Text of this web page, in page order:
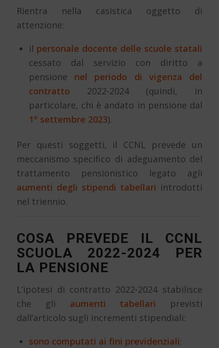
Rientra nella casistica oggetto di
attenzione:
il personale docente delle scuole statali
cessato dal servizio con diritto a
pensione nel periodo di vigenza del
contratto 2022-2024 (quindi, in
particolare, chi è andato in pensione dal
1° settembre 2023).
Per questi soggetti, il CCNL prevede un
meccanismo specifico di adeguamento del
trattamento pensionistico legato agli
aumenti degli stipendi tabellari introdotti
nel triennio.
COSA PREVEDE IL CCNL
SCUOLA 2022-2024 PER
LA PENSIONE
L’ipotesi di contratto 2022-2024 stabilisce
che gli aumenti tabellari
previsti
dall’articolo sugli incrementi stipendiali:
sono computati ai fini previdenziali;